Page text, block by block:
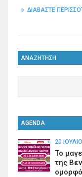
ΔΙΑΒΑΣΤΕ
ΑΝΑΖΗΤΗΣΗ
AGENDA
20
Το
της